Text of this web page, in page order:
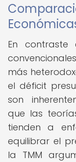
En contraste
más
el déficit
son
que las
tienden a
equilibrar el
la TMM